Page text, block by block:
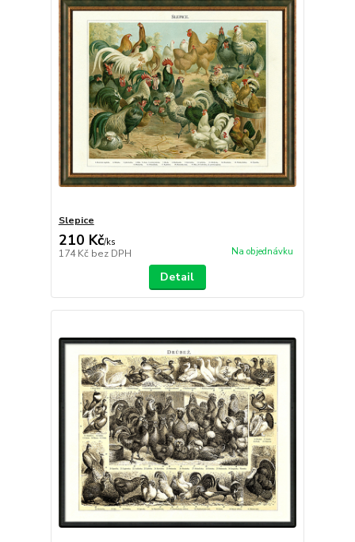
Slepice
210 Kč/ks
174 Kč bez DPH Na objednávku
Detail